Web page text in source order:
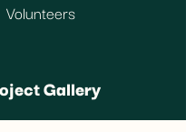
Volunteers
Gallery